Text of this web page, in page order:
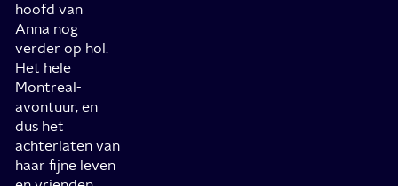
hoofd van
Anna nog
verder op hol.
Het hele
Montreal-
avontuur, en
dus het
achterlaten van
haar fijne leven